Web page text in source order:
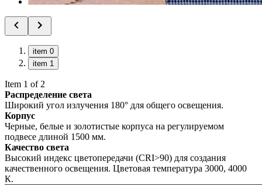
item 0
item 1
Item 1 of 2
Распределение света
Широкий угол излучения 180° для общего освещения.
Корпус
Черные, белые и золотистые корпуса на регулируемом
подвесе длиной 1500 мм.
Качество света
Высокий индекс цветопередачи (CRI>90) для создания
качественного освещения. Цветовая температура 3000, 4000
К.